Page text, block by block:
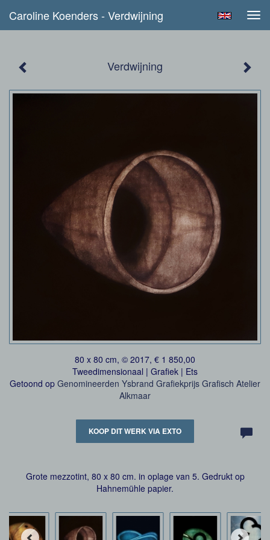
Caroline Koenders - Verdwijning
Verdwijning
80 x 80 cm, © 2017, € 1 850,00
Tweedimensionaal | Grafiek | Ets
Getoond op Genomineerden Ysbrand Grafiekprijs Grafisch Atelier
Alkmaar
KOOP DIT WERK VIA EXTO
Grote mezzotint, 80 x 80 cm. in oplage van 5. Gedrukt op
Hahnemühle papier.